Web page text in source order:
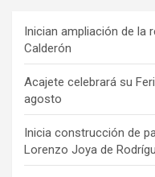
b
o
o
k
a
d
s
gr
a
m
Inician ampliación de la
Calderón
Acajete celebrará su
agosto
Inicia construcción de
Lorenzo Joya de